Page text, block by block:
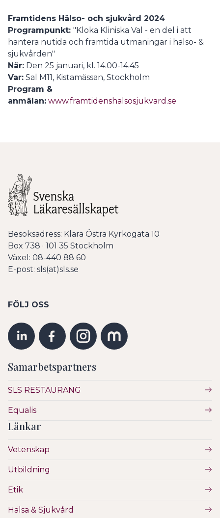
Framtidens Hälso- och sjukvård 2024
Programpunkt: "Kloka Kliniska Val - en del i att
hantera nutida och framtida utmaningar i hälso- &
sjukvården"
När: Den 25 januari, kl. 14.00-14.45
Var: Sal M11, Kistamässan, Stockholm
Program &
anmälan: www.framtidenshalsosjukvard.se
Besöksadress: Klara Östra Kyrkogata 10
Box 738 · 101 35 Stockholm
Växel: 08-440 88 60
E-post: sls(at)sls.se
FÖLJ OSS
Samarbetspartners
SLS RESTAURANG
Equalis
Länkar
Vetenskap
Utbildning
Etik
Hälsa & Sjukvård